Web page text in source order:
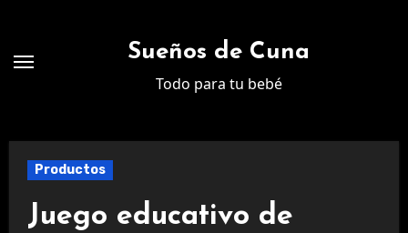
contenido
Sueños de Cuna
Todo para tu bebé
Productos
Juego educativo de